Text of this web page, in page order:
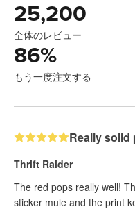
25,200
全体のレビュー
86%
もう一度注文する
Really solid
Thrift Raider
The red pops really well!
sticker mule and the print